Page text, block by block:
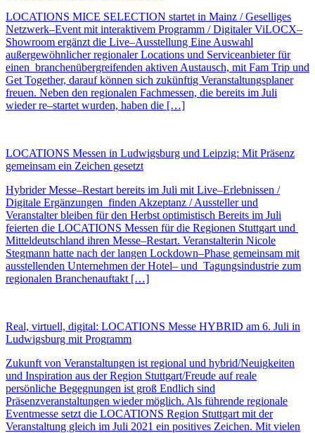
LOCATIONS MICE SELECTION startet in Mainz / Geselliges
Netzwerk–Event mit interaktivem Programm / Digitaler ViLOCX–
Showroom ergänzt die Live–Ausstellung Eine Auswahl
außergewöhnlicher regionaler Locations und Serviceanbieter für
einen branchenübergreifenden aktiven Austausch, mit Fam Trip und
Get Together, darauf können sich zukünftig Veranstaltungsplaner
freuen. Neben den regionalen Fachmessen, die bereits im Juli
wieder re–startet wurden, haben die […]
LOCATIONS Messen in Ludwigsburg und Leipzig: Mit Präsenz
gemeinsam ein Zeichen gesetzt
Hybrider Messe–Restart bereits im Juli mit Live–Erlebnissen /
Digitale Ergänzungen finden Akzeptanz / Aussteller und
Veranstalter bleiben für den Herbst optimistisch Bereits im Juli
feierten die LOCATIONS Messen für die Regionen Stuttgart und
Mitteldeutschland ihren Messe–Restart. Veranstalterin Nicole
Stegmann hatte nach der langen Lockdown–Phase gemeinsam mit
ausstellenden Unternehmen der Hotel– und Tagungsindustrie zum
regionalen Branchenauftakt […]
Real, virtuell, digital: LOCATIONS Messe HYBRID am 6. Juli in
Ludwigsburg mit Programm
Zukunft von Veranstaltungen ist regional und hybrid/Neuigkeiten
und Inspiration aus der Region Stuttgart/Freude auf reale
persönliche Begegnungen ist groß Endlich sind
Präsenzveranstaltungen wieder möglich. Als führende regionale
Eventmesse setzt die LOCATIONS Region Stuttgart mit der
Veranstaltung gleich im Juli 2021 ein positives Zeichen. Mit vielen